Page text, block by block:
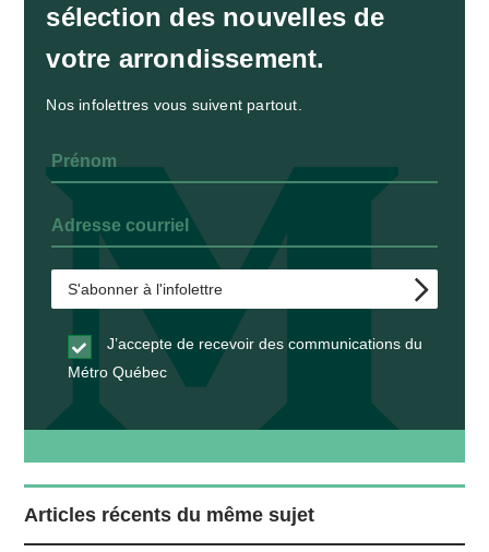
sélection des nouvelles de
votre arrondissement.
Nos infolettres vous suivent partout.
J’accepte de recevoir des communications du
Métro Québec
Articles récents du même sujet